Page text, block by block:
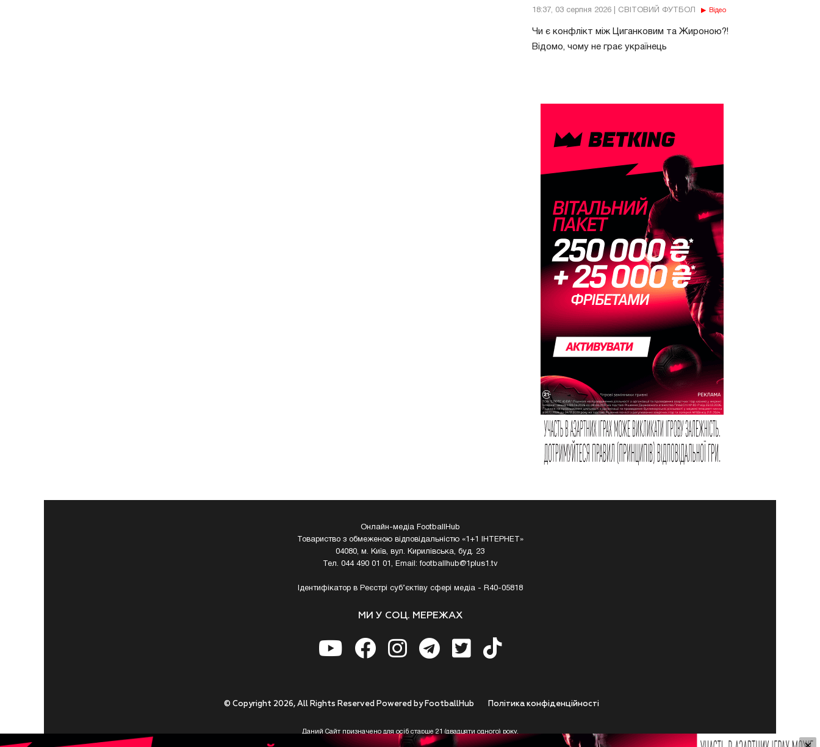
18:37, 03 серпня 2026 | СВІТОВИЙ ФУТБОЛ Відео
Чи є конфлікт між Циганковим та Жироною?!
Відомо, чому не грає українець
Онлайн-медіа FootballHub
Товариство з обмеженою відповідальністю «1+1 ІНТЕРНЕТ»
04080, м. Київ, вул. Кирилівська, буд. 23
Тел. 044 490 01 01, Email:footballhub@1plus1.tv
Ідентифікатор в Реєстрі суб’єктіву сфері медіа - R40-05818
МИ У СОЦ. МЕРЕЖАХ
Полiтика конфiденцiйностi
© Copyright 2026, All Rights Reserved Powered by FootballHub
Даний Сайт призначено для осіб старше 21 (двадцяти одного) року.
Приступаючи до використання https://footballhub.ua, Користувач цим підтверджує, що досяг 21-річного віку.